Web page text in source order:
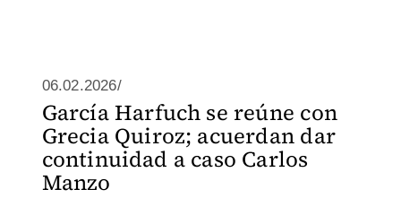
06.02.2026/
García Harfuch se reúne con
Grecia Quiroz; acuerdan dar
continuidad a caso Carlos
Manzo